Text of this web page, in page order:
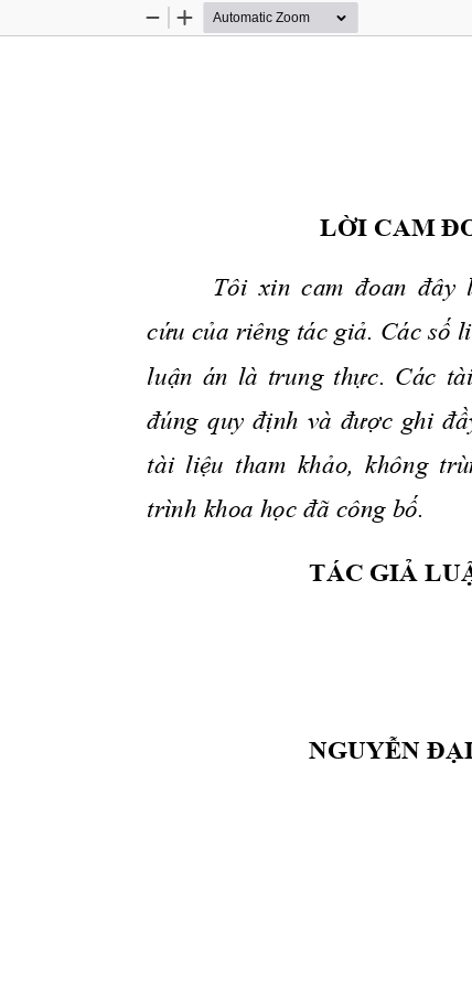
Zoom
Zoom
LỜI CAM
Tôi  xin  cam đoan đây
cứu của riêng tác giả. Các số
luận
  án  là  trung
thực.
Các
đúng
  quy
định
  và
được
  ghi
tài liệu
  tham
khảo,
không
trình khoa học đã công bố.
  TÁC
GIẢ
NGUYỄN